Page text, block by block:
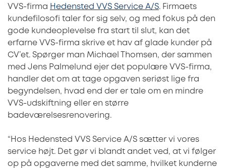
VVS-firma Hedensted VVS Service A/S. Firmaets
kundefilosofi taler for sig selv, og med fokus på den
gode kundeoplevelse fra start til slut, kan det
erfarne VVS-firma skrive et hav af glade kunder på
CV’et. Spørger man Michael Thomsen, der sammen
med Jens Palmelund ejer det populære VVS-firma,
handler det om at tage opgaven seriøst lige fra
begyndelsen, hvad end der er tale om en mindre
VVS-udskiftning eller en større
badeværelsesrenovering.
“Hos Hedensted VVS Service A/S sætter vi vores
service højt. Det gør vi blandt andet ved, at vi følger
op på opgaverne med det samme, hvilket kunderne